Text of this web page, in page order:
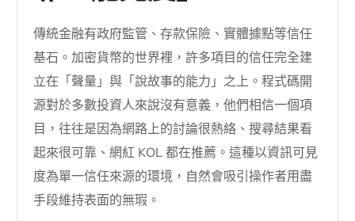
傳統金融有政府監管、存款保險、實體據點等信任
基石。加密貨幣的世界裡，許多項目的信任完全建
立在「聲量」與「說故事的能力」之上。程式碼開
源對於多數投資人來說沒有意義，他們相信一個項
目，往往是因為網路上的討論很熱絡、搜尋結果看
起來很可靠、網紅 KOL 都在推薦。這種以資訊可見
度為單一信任來源的環境，自然會吸引操作者用盡
手段維持表面的無瑕。